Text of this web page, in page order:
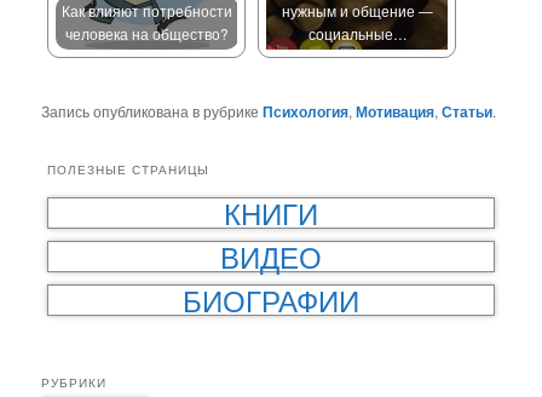
Как влияют потребности
человека на общество?
нужным и общение —
социальные…
Запись опубликована в рубрикеПсихология,Мотивация,Статьи.
ПОЛЕЗНЫЕ СТРАНИЦЫ
КНИГИ
ВИДЕО
БИОГРАФИИ
РУБРИКИ